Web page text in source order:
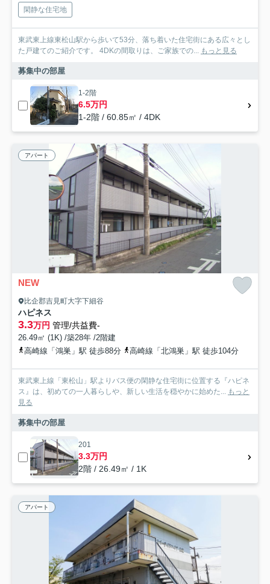
閑静な住宅地
東武東上線東松山駅から歩いて53分、落ち着いた住宅街にある広々とし
た戸建てのご紹介です。 4DKの間取りは、ご家族での... もっと見る
募集中の部屋
1-2階
6.5万円
1-2階 / 60.85㎡ / 4DK
アパート
NEW
比企郡吉見町大字下細谷
ハピネス
3.3万円 管理/共益費-
26.49㎡ (1K) /築28年 /2階建
高崎線「鴻巣」駅 徒歩88分
高崎線「北鴻巣」駅 徒歩104分
東武東上線「東松山」駅よりバス便の閑静な住宅街に位置する『ハピネ
ス』は、初めての一人暮らしや、新しい生活を穏やかに始めた... もっと
見る
募集中の部屋
201
3.3万円
2階 / 26.49㎡ / 1K
アパート